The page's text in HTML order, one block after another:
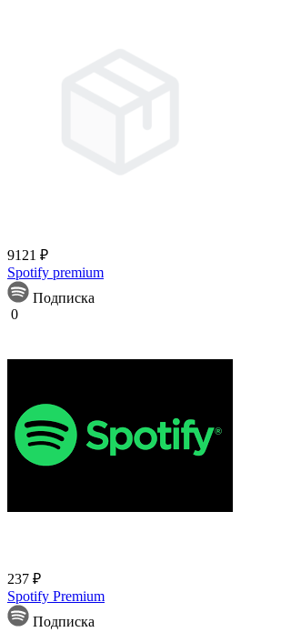
9121 ₽
Spotify premium
Подписка
0
237 ₽
Spotify Premium
Подписка